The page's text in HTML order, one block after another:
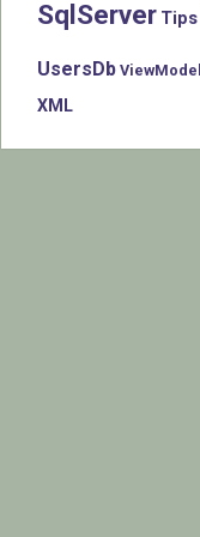
SqlServer Tips
UsersDb ViewModel
XML